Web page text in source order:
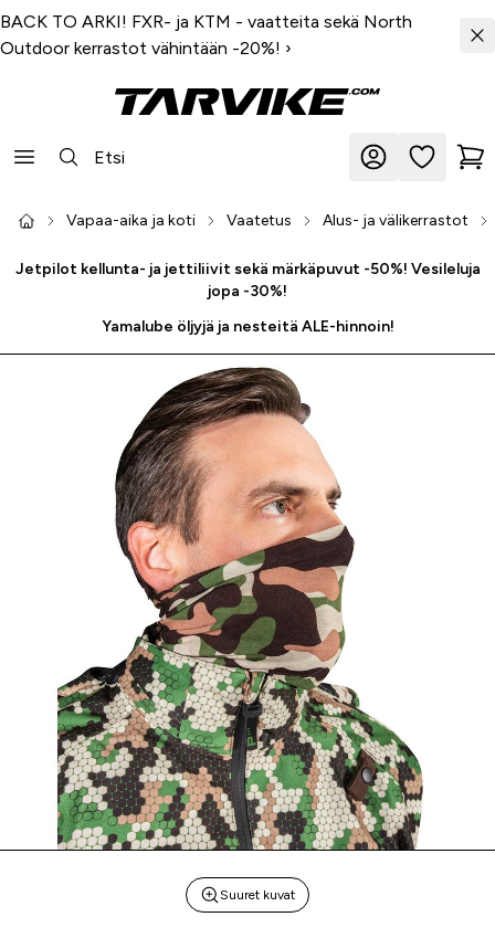
BACK TO ARKI! FXR- ja KTM - vaatteita sekä North
Outdoor kerrastot vähintään -20%! ›
Vapaa-aika ja koti Vaatetus Alus- ja välikerrastot
Jetpilot kellunta- ja jettiliivit sekä märkäpuvut -50%! Vesileluja
jopa -30%!
Yamalube öljyjä ja nesteitä ALE-hinnoin!
Suuret kuvat